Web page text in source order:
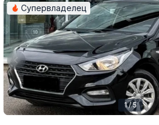
Супервладелец
1 / 5